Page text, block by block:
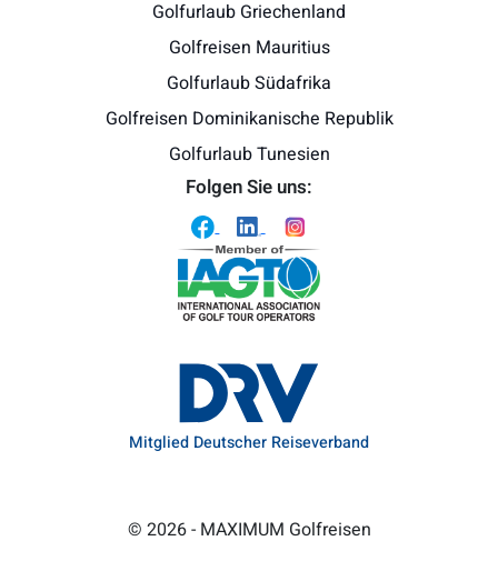
Golfurlaub Griechenland
Golfreisen Mauritius
Golfurlaub Südafrika
Golfreisen Dominikanische Republik
Golfurlaub Tunesien
Folgen Sie uns:
Mitglied Deutscher Reiseverband
© 2026 - MAXIMUM Golfreisen